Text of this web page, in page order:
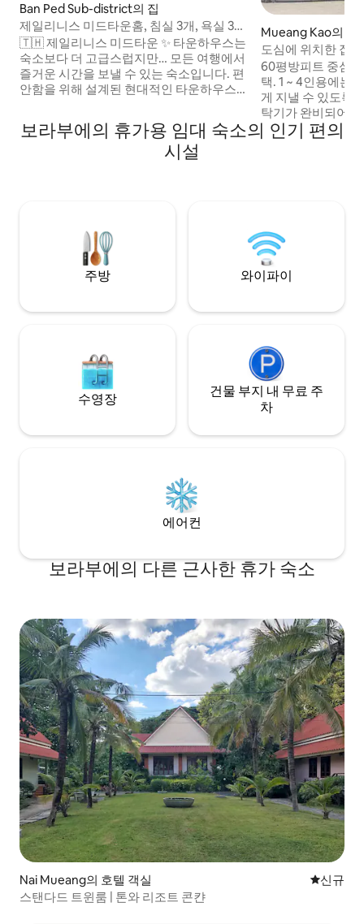
Ban Ped Sub-district의 집
제일리니스 미드타운홈, 침실 3개, 욕실 3
개, @KKC 중심
🇹🇭 제일리니스 미드타운 ✨ 타운하우스는
숙소보다 더 고급스럽지만… 모든 여행에서
즐거운 시간을 보낼 수 있는 숙소입니다. 편
안함을 위해 설계된 현대적인 타운하우스
한 분위기를 제공합니다. 가족, 친구 그룹 또
는 출장 여행에 관계없이 Jayliniss
Midtown은 완벽하고 인상적인 숙박 경험
을 제공할 준비가 되어 있습니다. 콘캐언 중
Mueang Kao의 집
도심에 위치한 집,
60평방피트 중심
택. 1 ~ 4인용에는
게 지낼 수 있도록
탁기가 완비되어
실 2개. 아름답고
이 편리합니다.
보라부에의 휴가용 임대 숙소의 인기 편의
시설
주방 와이파이
수영장
건물 부지 내 무료 주
차
에어컨
보라부에의 다른 근사한 휴가 숙소
Nai Mueang의 호텔 객실 신규 숙소
신규
스탠다드 트윈룸 | 톤와 리조트 콘캰